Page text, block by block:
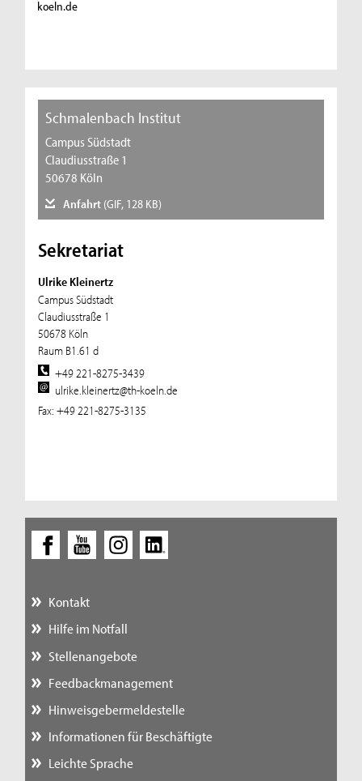
koeln.de
Schmalenbach Institut
Campus Südstadt
Claudiusstraße 1
50678 Köln
Anfahrt (GIF, 128 KB)
Sekretariat
Ulrike Kleinertz
Campus Südstadt
Claudiusstraße 1
50678 Köln
Raum B1.61 d
+49 221-8275-3439
ulrike.kleinertz@th-koeln.de
Fax: +49 221-8275-3135
Kontakt
Hilfe im Notfall
Stellenangebote
Feedbackmanagement
Hinweisgebermeldestelle
Informationen für Beschäftigte
Leichte Sprache